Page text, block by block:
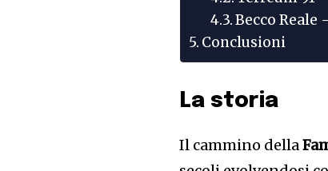
Becco Reale
Conclusioni
La storia
Il cammino della